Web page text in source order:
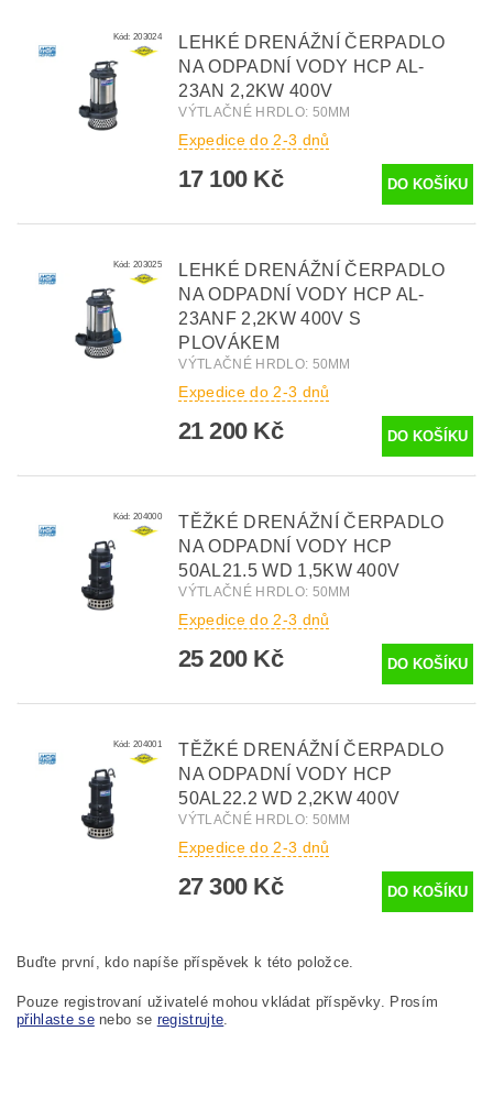
Kód:203024
LEHKÉ DRENÁŽNÍ ČERPADLO
NA ODPADNÍ VODY HCP AL-
23AN 2,2KW 400V
VÝTLAČNÉ HRDLO: 50MM
Expedice do 2-3 dnů
17 100 Kč
Kód:203025
LEHKÉ DRENÁŽNÍ ČERPADLO
NA ODPADNÍ VODY HCP AL-
23ANF 2,2KW 400V S
PLOVÁKEM
VÝTLAČNÉ HRDLO: 50MM
Expedice do 2-3 dnů
21 200 Kč
Kód:204000
TĚŽKÉ DRENÁŽNÍ ČERPADLO
NA ODPADNÍ VODY HCP
50AL21.5 WD 1,5KW 400V
VÝTLAČNÉ HRDLO: 50MM
Expedice do 2-3 dnů
25 200 Kč
Kód:204001
TĚŽKÉ DRENÁŽNÍ ČERPADLO
NA ODPADNÍ VODY HCP
50AL22.2 WD 2,2KW 400V
VÝTLAČNÉ HRDLO: 50MM
Expedice do 2-3 dnů
27 300 Kč
Buďte první, kdo napíše příspěvek k této položce.
Pouze registrovaní uživatelé mohou vkládat příspěvky. Prosím
přihlaste senebo se registrujte.